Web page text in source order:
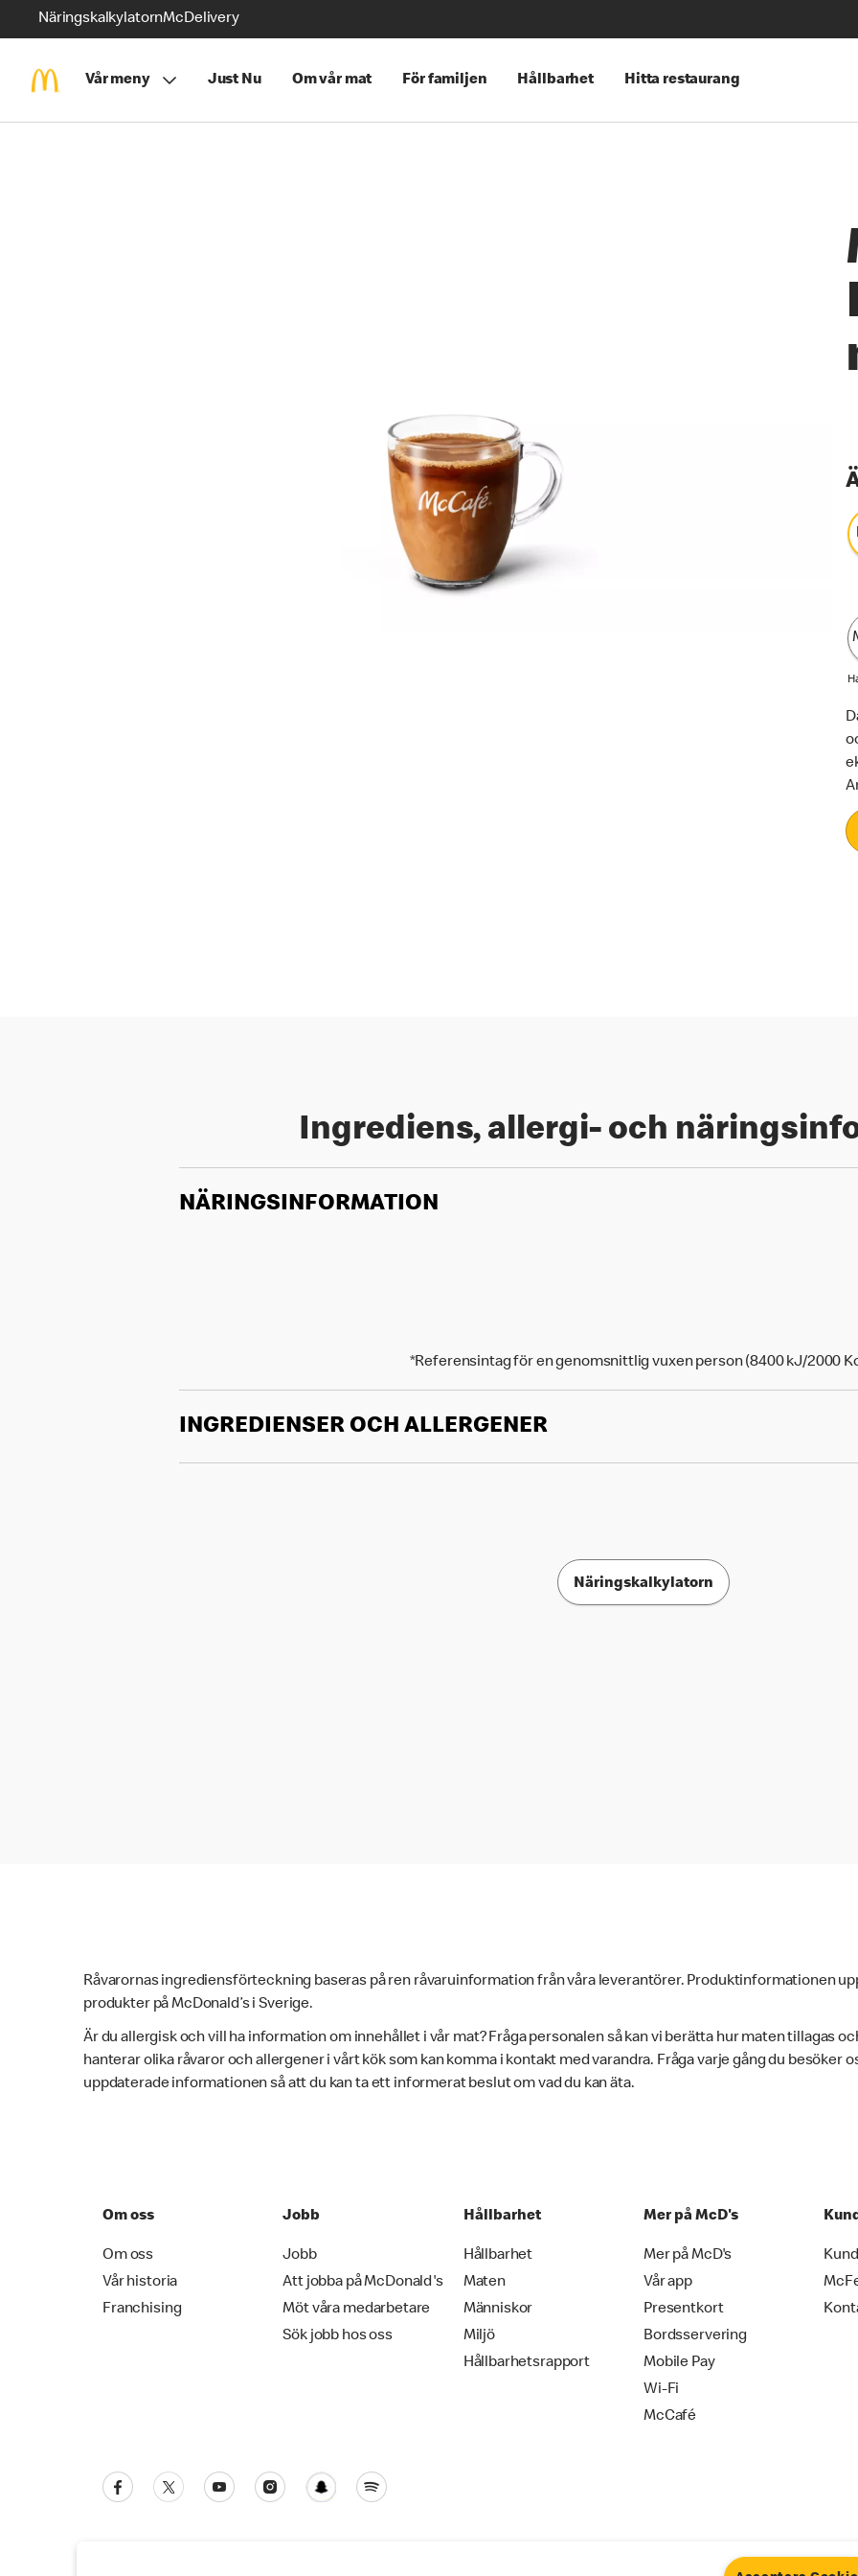
NäringskalkylatornMcDelivery
Vår meny Just Nu Om vår mat För familjen Hållbarhet Hitta restaurang
Ingrediens, allergi- och
NÄRINGSINFORMATION
*Referensintag för en genomsnittlig vuxen person (8400 kJ/2000
INGREDIENSER OCH ALLERGENER
Näringskalkylatorn
Råvarornas ingrediensförteckning baseras på ren råvaruinformation från våra leverantörer. Produktinformationen
produkter på McDonald’s i Sverige.
Är du allergisk och vill ha information om innehållet i vår mat? Fråga personalen så kan vi berätta hur maten tillagas
hanterar olika råvaror och allergener i vårt kök som kan komma i kontakt med varandra. Fråga varje gång du besöker
uppdaterade informationen så att du kan ta ett informerat beslut om vad du kan äta.
Om oss
Om oss
Vår historia
Franchising
Jobb
Jobb
Att jobba på McDonald's
Möt våra medarbetare
Sök jobb hos oss
Hållbarhet
Hållbarhet
Maten
Människor
Miljö
Hållbarhetsrapport
Mer på McD's
Mer på McD's
Vår app
Presentkort
Bordsservering
Mobile Pay
Wi-Fi
McCafé